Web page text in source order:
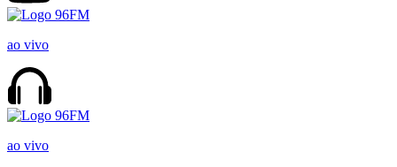
ao vivo
ao vivo